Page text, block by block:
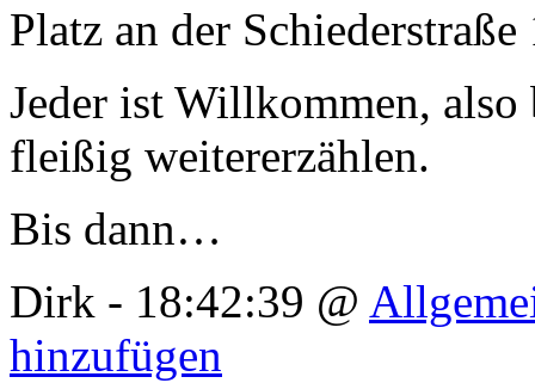
Platz an der
Jeder ist Willkommen,
fleißig weitererzählen.
Bis dann…
Dirk - 18:42:39 @
hinzufügen